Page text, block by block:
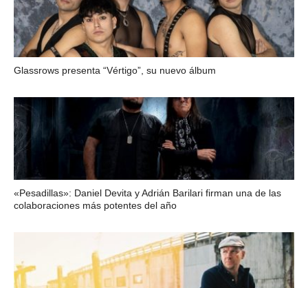
Glassrows presenta “Vértigo”, su nuevo álbum
«Pesadillas»: Daniel Devita y Adrián Barilari firman una de las
colaboraciones más potentes del año